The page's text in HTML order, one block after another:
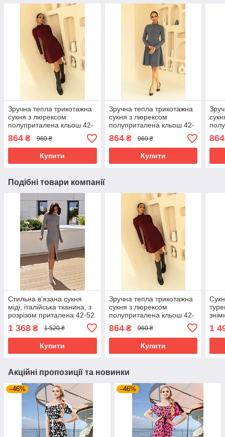
Зручна тепла трикотажна
сукня з люрексом
полуприталена кльош 42-
52 розміри різні кольори
марсалова
864 ₴ 960 ₴
Купити
Зручна тепла трикотажна
сукня з люрексом
полуприталена кльош 42-
52 розміри різні кольори
сіра
864₴ 960 ₴
Купити
52
864
Подібні товари компанії
Стильна в'язана сукня
міді, італійська тканина, з
розрізом приталена 42-52
розміри різні кольори сіра
1 368 ₴ 1 520 ₴
Купити
Зручна тепла трикотажна
сукня з люрексом
полуприталена кльош 42-
52 розміри різні кольори
марсалова
864₴ 960 ₴
Купити
1
Акційні пропозиції та новинки
–46% –46%